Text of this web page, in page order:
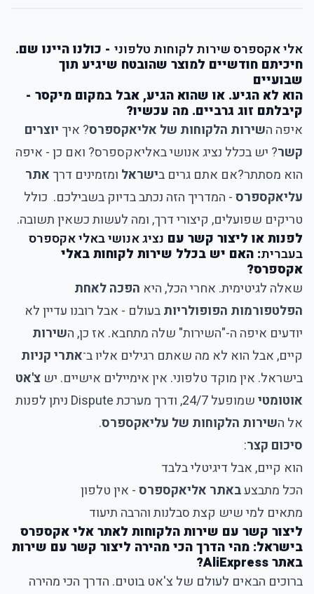
אלי אקספרס שירות לקוחות טלפוני - כולנו היינו שם.
חיכיתם חודשיים למוצר שהובטח שיגיע תוך
שבועיים
הוא לא הגיע. או שהוא הגיע, אבל במקום מיקסר -
קיבלתם זוג גרביים. מה עכשיו?
איפה השירות הלקוחות של אליאקספרס? איךיוצרים
קשר? יש בכלל נציג אנושי באליאקספרס? ואם כן - איפה
הוא מסתתר?אם אתם גרים בישראל ומזמינים דרךאתר
עליאקספרס- המדריך הזה נכתב בדיוק בשבילכם. כולל
טריקים שפועלים, קיצורי דרך, ומה לעשות כשאין תשובה.
לפנות או ליצור קשר עם נציג אנושי באלי אקספרס
בעברית: האם יש בכלל שירות לקוחות באלי
אקספרס?
שאלה לגיטימית. אחרי הכל, היא הפכה לאחת
הפלטפורמות הפופולריותבעולם - אבל רובנו עדיין לא
יודעים איפה ה-"השירות" שלה מתחבא. אז כן, השירות
קיים, אבל הוא לא מה שאתם רגילים אליו ב־אתרי קניות
בישראל. אין מוקד טלפוני. אין אימיילים אישיים. יש צ'אט
אוטומטישמופעל 24/7, ודרך מערכת Dispute ניתן לפנות
אל השירות הלקוחות של עליאקספרס.
סיכום קצר:
הוא קיים, אבל דיגיטלי בלבד
הכל מתבצעבאתר אליאקספרס- אין טלפון
מתאים למי שיש קצת סבלנות והרבה תיעוד
ליצור קשר עם שירות הלקוחות לאתר אלי אקספרס
בישראל: מהי הדרך הכי מהירה ליצור קשר עם שירות
באתר AliExpress?
ברוכים הבאים לעולם של צ'אט בוטים. הדרך הכי מהירה